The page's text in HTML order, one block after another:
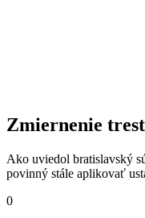
Zmiernenie
Ako uviedol bratislavský
povinný stále aplikovať
0